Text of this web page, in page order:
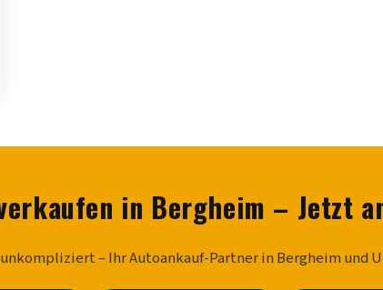
in Bergheim – Jetzt
– Ihr Autoankauf-Partner in Bergheim und